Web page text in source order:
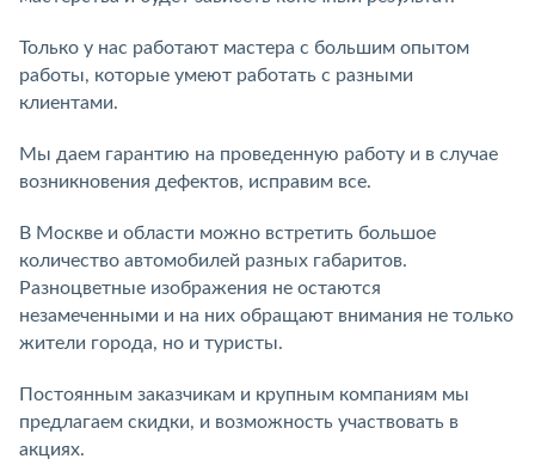
Только у нас работают мастера с большим опытом
работы, которые умеют работать с разными
клиентами.
Мы даем гарантию на проведенную работу и в случае
возникновения дефектов, исправим все.
В Москве и области можно встретить большое
количество автомобилей разных габаритов.
Разноцветные изображения не остаются
незамеченными и на них обращают внимания не только
жители города, но и туристы.
Постоянным заказчикам и крупным компаниям мы
предлагаем скидки, и возможность участвовать в
акциях.